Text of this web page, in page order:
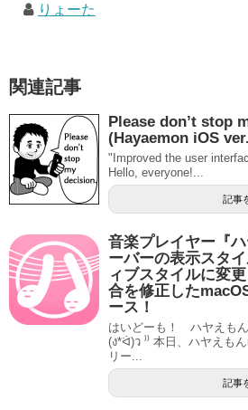
りょーた
関連記事
Please don’t stop
(Hayaemon iOS
"Improved the user
Hello, everyone!...
記事
音楽プレイヤー『
ーバーの表示スタ
ィブスタイルに変
合を修正した
ース！
はいどーも！ ハヤえもん
(ง*ᐛ)ว ⁾⁾ 本日、ハヤえも
リー...
記事